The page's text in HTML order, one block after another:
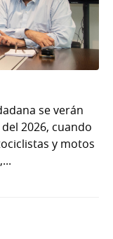
se verán
2026, cuando
y motos